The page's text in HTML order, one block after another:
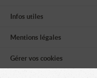
Infos utiles
Mentions légales
Gérer vos cookies